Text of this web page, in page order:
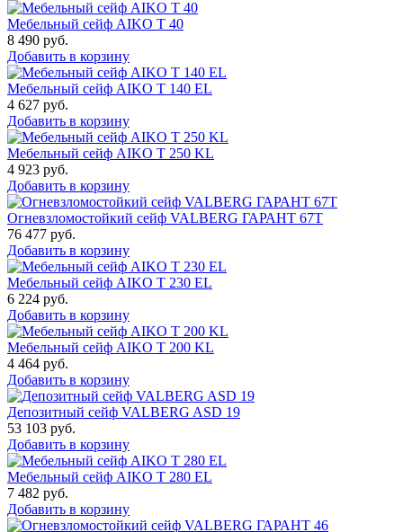
Мебельный сейф AIKO Т 40
8 490 руб.
Добавить в корзину
Мебельный сейф AIKO T 140 EL
4 627 руб.
Добавить в корзину
Мебельный сейф AIKO T 250 KL
4 923 руб.
Добавить в корзину
Огневзломостойкий сейф VALBERG ГАРАНТ 67T
76 477 руб.
Добавить в корзину
Мебельный сейф AIKO T 230 EL
6 224 руб.
Добавить в корзину
Мебельный сейф AIKO T 200 KL
4 464 руб.
Добавить в корзину
Депозитный сейф VALBERG ASD 19
53 103 руб.
Добавить в корзину
Мебельный сейф AIKO T 280 EL
7 482 руб.
Добавить в корзину